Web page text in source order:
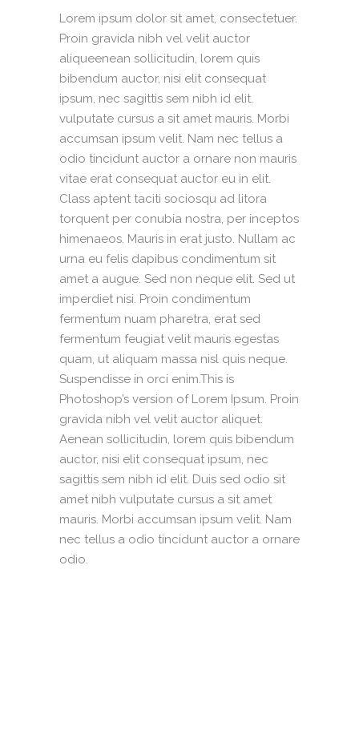
Lorem ipsum dolor sit amet, consectetuer.
Proin gravida nibh vel velit auctor
aliqueenean sollicitudin, lorem quis
bibendum auctor, nisi elit consequat
ipsum, nec sagittis sem nibh id elit.
vulputate cursus a sit amet mauris. Morbi
accumsan ipsum velit. Nam nec tellus a
odio tincidunt auctor a ornare non mauris
vitae erat consequat auctor eu in elit.
Class aptent taciti sociosqu ad litora
torquent per conubia nostra, per inceptos
himenaeos. Mauris in erat justo. Nullam ac
urna eu felis dapibus condimentum sit
amet a augue. Sed non neque elit. Sed ut
imperdiet nisi. Proin condimentum
fermentum nuam pharetra, erat sed
fermentum feugiat velit mauris egestas
quam, ut aliquam massa nisl quis neque.
Suspendisse in orci enim.This is
Photoshop’s version of Lorem Ipsum. Proin
gravida nibh vel velit auctor aliquet.
Aenean sollicitudin, lorem quis bibendum
auctor, nisi elit consequat ipsum, nec
sagittis sem nibh id elit. Duis sed odio sit
amet nibh vulputate cursus a sit amet
mauris. Morbi accumsan ipsum velit. Nam
nec tellus a odio tincidunt auctor a ornare
odio.